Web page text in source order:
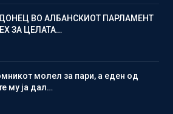
ВО АЛБАНСКИОТ ПАРЛАМЕНТ
ЗА ЦЕЛАТА…
молел за пари, а еден од
му ја дал…